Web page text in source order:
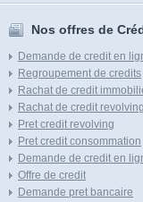
Nos offres de
Demande de credit en
Regroupement de credits
Rachat de credit
Rachat de credit revolving
Pret credit revolving
Pret credit consommation
Demande de credit en
Offre de credit
Demande pret bancaire